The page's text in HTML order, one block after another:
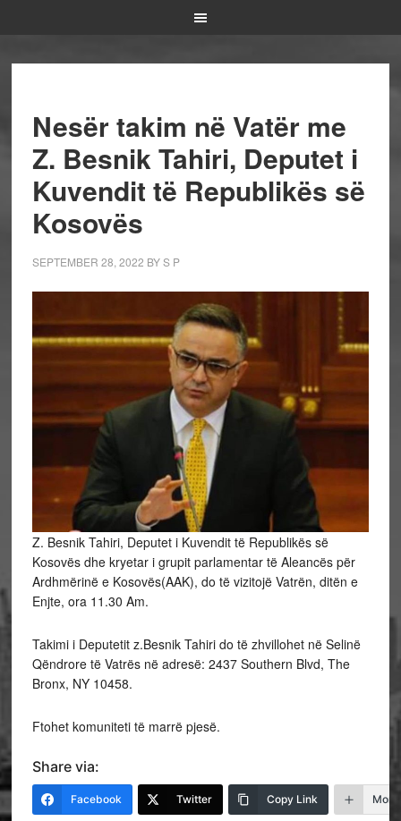
Nesër takim në Vatër me
Z. Besnik Tahiri, Deputet i
Kuvendit të Republikës së
Kosovës
SEPTEMBER 28, 2022 BYS P
Z. Besnik Tahiri, Deputet i Kuvendit të Republikës së
Kosovës dhe kryetar i grupit parlamentar të Aleancës për
Ardhmërinë e Kosovës(AAK), do të vizitojë Vatrën, ditën e
Enjte, ora 11.30 Am.
Takimi i Deputetit z.Besnik Tahiri do të zhvillohet në Selinë
Qëndrore të Vatrës në adresë: 2437 Southern Blvd, The
Bronx, NY 10458.
Ftohet komuniteti të marrë pjesë.
Share via:
Facebook Twitter Copy Link More